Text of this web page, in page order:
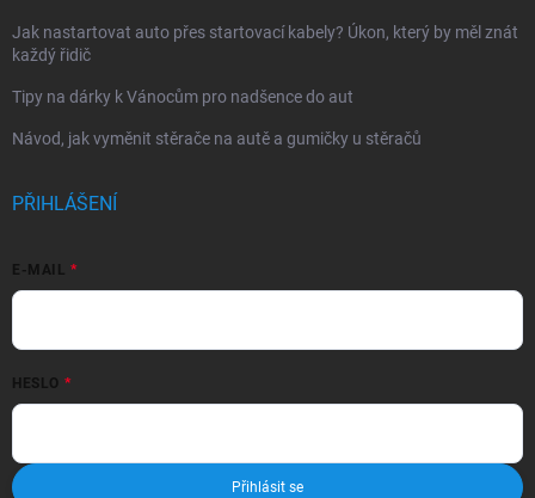
Jak nastartovat auto přes startovací kabely? Úkon, který by měl znát
každý řidič
Tipy na dárky k Vánocům pro nadšence do aut
Návod, jak vyměnit stěrače na autě a gumičky u stěračů
PŘIHLÁŠENÍ
E-MAIL
HESLO
Přihlásit se